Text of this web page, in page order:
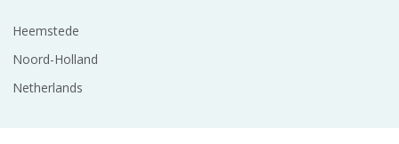
Heemstede
Noord-Holland
Netherlands